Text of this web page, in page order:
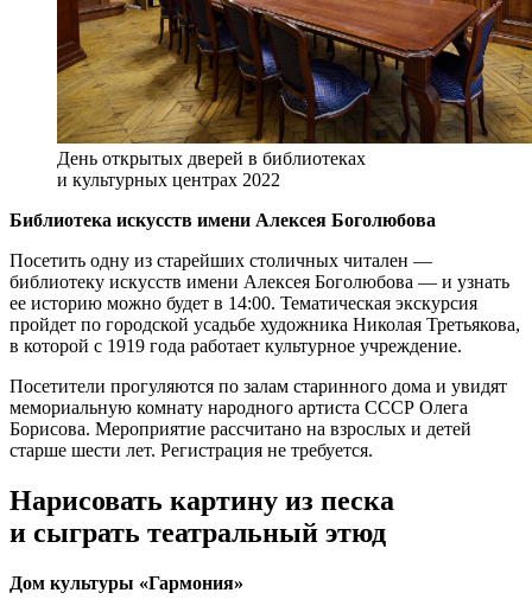
День открытых дверей в библиотеках
и культурных центрах 2022
Библиотека искусств имени Алексея Боголюбова
Посетить одну из старейших столичных читален —
библиотеку искусств имени Алексея Боголюбова — и узнать
ее историю можно будет в 14:00. Тематическая экскурсия
пройдет по городской усадьбе художника Николая Третьякова,
в которой с 1919 года работает культурное учреждение.
Посетители прогуляются по залам старинного дома и увидят
мемориальную комнату народного артиста СССР Олега
Борисова. Мероприятие рассчитано на взрослых и детей
старше шести лет. Регистрация не требуется.
Нарисовать картину из песка
и сыграть театральный этюд
Дом культуры «Гармония»